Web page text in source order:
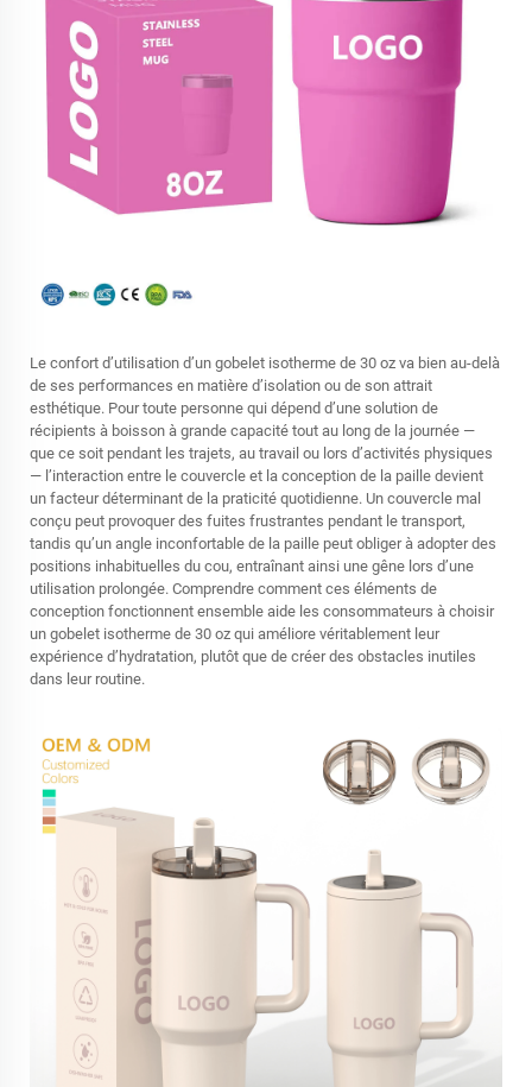
Le confort d’utilisation d’un gobelet isotherme de 30 oz va bien au-delà
de ses performances en matière d’isolation ou de son attrait
esthétique. Pour toute personne qui dépend d’une solution de
récipients à boisson à grande capacité tout au long de la journée —
que ce soit pendant les trajets, au travail ou lors d’activités physiques
— l’interaction entre le couvercle et la conception de la paille devient
un facteur déterminant de la praticité quotidienne. Un couvercle mal
conçu peut provoquer des fuites frustrantes pendant le transport,
tandis qu’un angle inconfortable de la paille peut obliger à adopter des
positions inhabituelles du cou, entraînant ainsi une gêne lors d’une
utilisation prolongée. Comprendre comment ces éléments de
conception fonctionnent ensemble aide les consommateurs à choisir
un gobelet isotherme de 30 oz qui améliore véritablement leur
expérience d’hydratation, plutôt que de créer des obstacles inutiles
dans leur routine.